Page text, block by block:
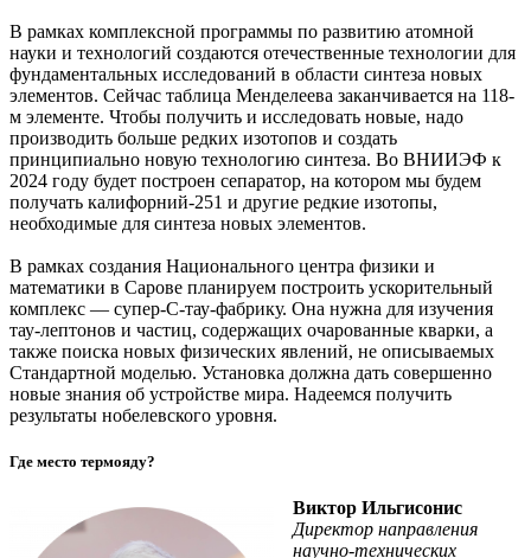
В рамках комплексной программы по развитию атомной
науки и технологий создаются отечественные технологии для
фундаментальных исследований в области синтеза новых
элементов. Сейчас таблица Менделеева заканчивается на 118-
м элементе. Чтобы получить и исследовать новые, надо
производить больше редких изотопов и создать
принципиально новую технологию синтеза. Во ВНИИЭФ к
2024 году будет построен сепаратор, на котором мы будем
получать калифорний-251 и другие редкие изотопы,
необходимые для синтеза новых элементов.
В рамках создания Национального центра физики и
математики в Сарове планируем построить ускорительный
комплекс — супер-С-тау-фабрику. Она нужна для изучения
тау-лептонов и частиц, содержащих очарованные кварки, а
также поиска новых физических явлений, не описываемых
Стандартной моделью. Установка должна дать совершенно
новые знания об устройстве мира. Надеемся получить
результаты нобелевского уровня.
Где место термояду?
Виктор Ильгисонис
Директор направления
научно-технических